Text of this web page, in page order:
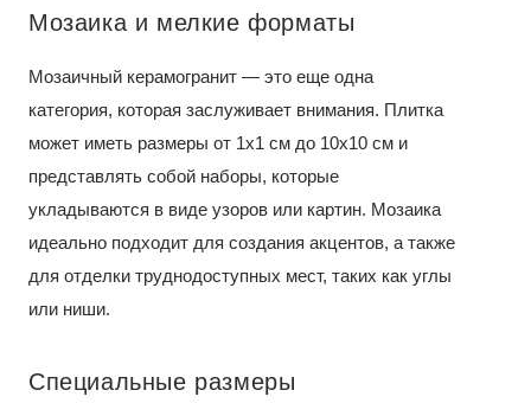
Мозаика и мелкие форматы
Мозаичный керамогранит — это еще одна
категория, которая заслуживает внимания. Плитка
может иметь размеры от 1x1 см до 10x10 см и
представлять собой наборы, которые
укладываются в виде узоров или картин. Мозаика
идеально подходит для создания акцентов, а также
для отделки труднодоступных мест, таких как углы
или ниши.
Специальные размеры